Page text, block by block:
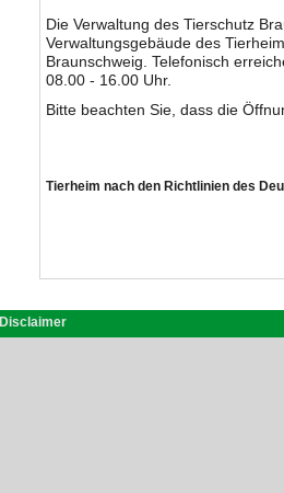
Die Verwaltung des Tierschutz
Verwaltungsgebäude des
Braunschweig. Telefonisch
08.00 - 16.00 Uhr.
Bitte beachten Sie, dass die
Tierheim nach den Richtlinien des
Disclaimer